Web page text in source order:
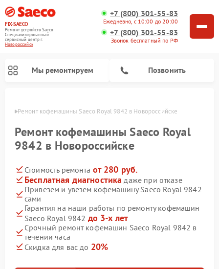
FIX-SAECO
Ремонт устройств Saeco
Специализированный
cервисный центр г.
Новороссийск
+7 (800) 301-55-83
Ежедневно, с 10:00 до 20:00
+7 (800) 301-55-83
Звонок бесплатный по РФ
Мы ремонтируем Позвонить
Ремонт кофемашины Saeco Royal 9842 в Новороссийске
Ремонт кофемашины Saeco Royal
9842 в Новороссийске
Стоимость ремонта от 280 руб.
Бесплатная диагностика даже при отказе
Привезем и увезем кофемашину Saeco Royal 9842
сами
Гарантия на наши работы по ремонту кофемашин
Saeco Royal 9842 до 3-х лет
Срочный ремонт кофемашин Saeco Royal 9842 в
течении часа
Скидка для вас до 20%